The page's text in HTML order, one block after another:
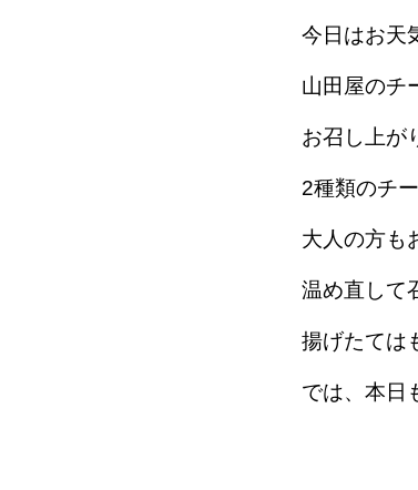
今日はお天
山田屋のチ
お召し上が
2種類のチ
大人の方も
温め直して
揚げたては
では、本日